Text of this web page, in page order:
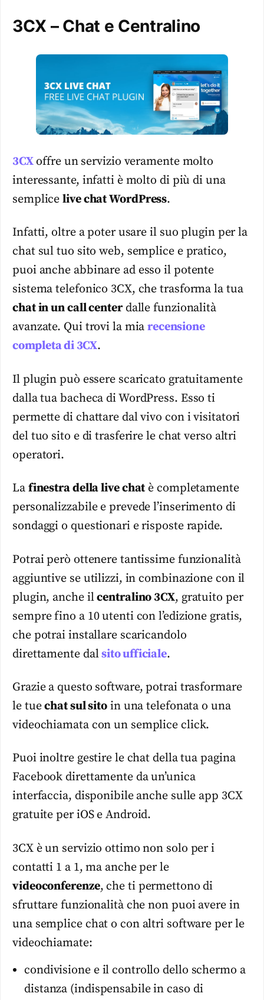
3CX – Chat e Centralino
3CXoffre un servizio veramente molto
interessante, infatti è molto di più di una
semplicelive chat WordPress.
Infatti, oltre a poter usare il suo plugin per la
chat sul tuo sito web, semplice e pratico,
puoi anche abbinare ad esso il potente
sistema telefonico 3CX, che trasforma la tua
chat in un call centerdalle funzionalità
avanzate. Qui trovi la miarecensione
completa di 3CX.
Il plugin può essere scaricato gratuitamente
dalla tua bacheca di WordPress. Esso ti
permette di chattare dal vivo con i visitatori
del tuo sito e di trasferire le chat verso altri
operatori.
La finestra della live chatè completamente
personalizzabile e prevede l’inserimento di
sondaggi o questionari e risposte rapide.
Potrai però ottenere tantissime funzionalità
aggiuntive se utilizzi, in combinazione con il
plugin, anche ilcentralino 3CX, gratuito per
sempre fino a 10 utenti con l’edizione gratis,
che potrai installare scaricandolo
direttamente dalsito ufficiale.
Grazie a questo software, potrai trasformare
le tuechat sul sito in una telefonata o una
videochiamata con un semplice click.
Puoi inoltre gestire le chat della tua pagina
Facebook direttamente da un’unica
interfaccia, disponibile anche sulle app 3CX
gratuite per iOS e Android.
3CX è un servizio ottimo non solo per i
contatti 1 a 1, ma anche per le
videoconferenze, che ti permettono di
sfruttare funzionalità che non puoi avere in
una semplice chat o con altri software per le
videochiamate:
condivisione e il controllo dello schermo a
distanza (indispensabile in caso di